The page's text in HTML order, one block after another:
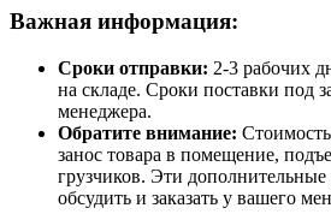
Важная информация:
Сроки отправки: 2-3 рабочих
на складе. Сроки поставки под
менеджера.
Обратите внимание:
занос товара в помещение,
грузчиков. Эти
обсудить и заказать у вашего